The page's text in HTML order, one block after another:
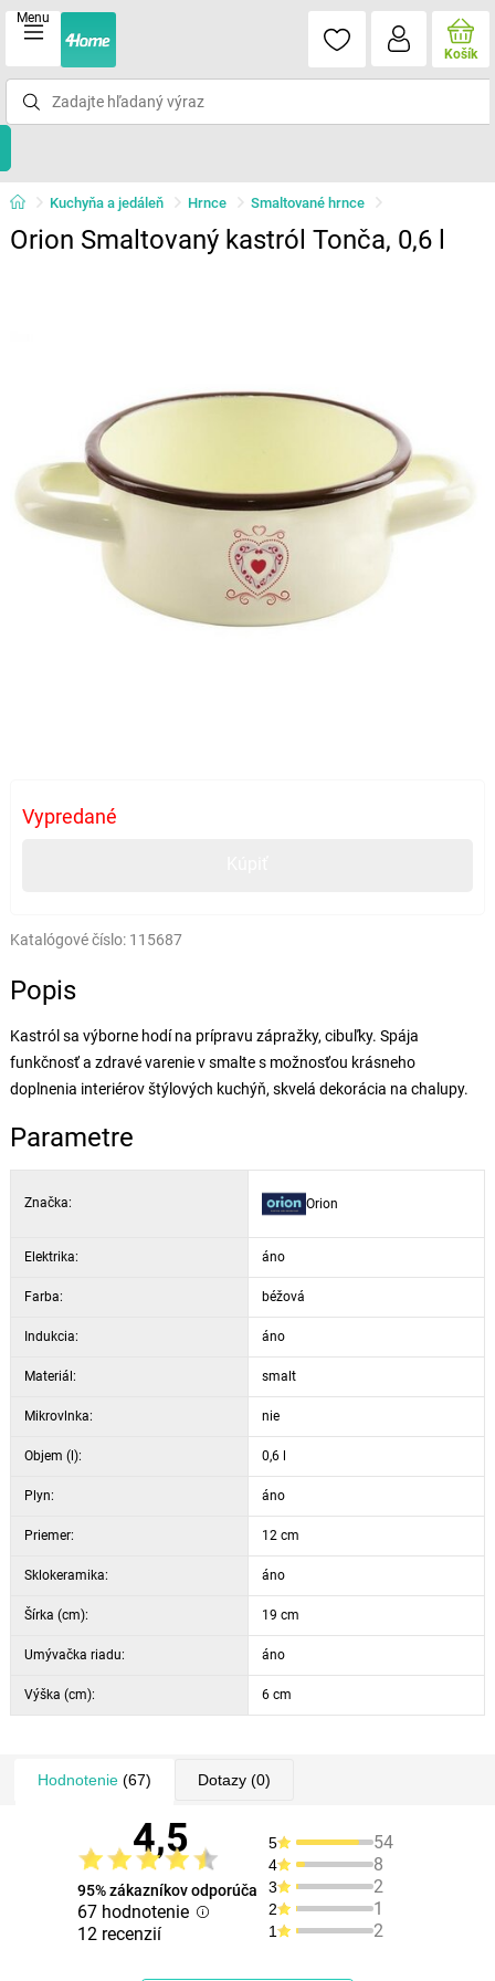
Menu
Košík
Kuchyňa a jedáleň Hrnce Smaltované hrnce
Orion Smaltovaný kastról Tonča, 0,6 l
Vypredané
Katalógové číslo: 115687
Popis
Kastról sa výborne hodí na prípravu zápražky, cibuľky. Spája
funkčnosť a zdravé varenie v smalte s možnosťou krásneho
doplnenia interiérov štýlových kuchýň, skvelá dekorácia na chalupy.
Parametre
Značka: Orion
Elektrika: áno
Farba: béžová
Indukcia: áno
Materiál: smalt
Mikrovlnka: nie
Objem (l): 0,6 l
Plyn: áno
Priemer: 12 cm
Sklokeramika: áno
Šírka (cm): 19 cm
Umývačka riadu: áno
Výška (cm): 6 cm
Hodnotenie(67) Dotazy(0)
4,5
95% zákazníkov odporúča
67 hodnotenie
12 recenzií
5 54
4 8
3 2
2 1
1 2